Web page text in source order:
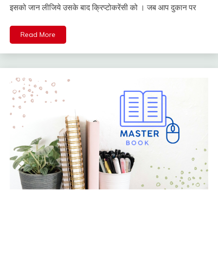
इसको जान लीजिये उसके बाद क्रिप्टोकरेंसी को । जब आप दुकान पर
Read More